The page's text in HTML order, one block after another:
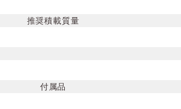
推奨積載質量
付属品